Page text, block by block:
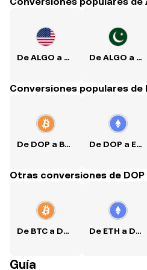
De ALGO a USD De ALGO a PKR
Conversiones populares de
De DOP a BTC De DOP a ETH
Otras conversiones de DOP
De BTC a DOP De ETH a DOP
Guía